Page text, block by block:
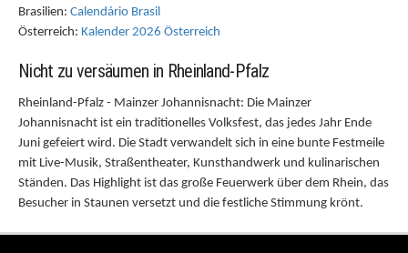
Brasilien: Calendário Brasil
Österreich: Kalender 2026 Österreich
Nicht zu versäumen in Rheinland-Pfalz
Rheinland-Pfalz - Mainzer Johannisnacht: Die Mainzer
Johannisnacht ist ein traditionelles Volksfest, das jedes Jahr Ende
Juni gefeiert wird. Die Stadt verwandelt sich in eine bunte Festmeile
mit Live-Musik, Straßentheater, Kunsthandwerk und kulinarischen
Ständen. Das Highlight ist das große Feuerwerk über dem Rhein, das
Besucher in Staunen versetzt und die festliche Stimmung krönt.